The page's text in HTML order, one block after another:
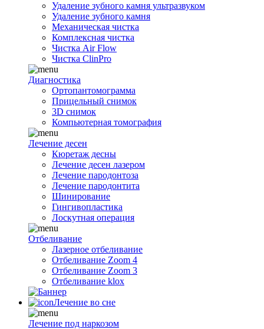
Удаление зубного камня ультразвуком
Удаление зубного камня
Механическая чистка
Комплексная чистка
Чистка Air Flow
Чистка ClinPro
Диагностика
Ортопантомограмма
Прицельный снимок
3D снимок
Компьютерная томография
Лечение десен
Кюретаж десны
Лечение десен лазером
Лечение пародонтоза
Лечение пародонтита
Шинирование
Гингивопластика
Лоскутная операция
Отбеливание
Лазерное отбеливание
Отбеливание Zoom 4
Отбеливание Zoom 3
Отбеливание klox
Лечение во сне
Лечение под наркозом